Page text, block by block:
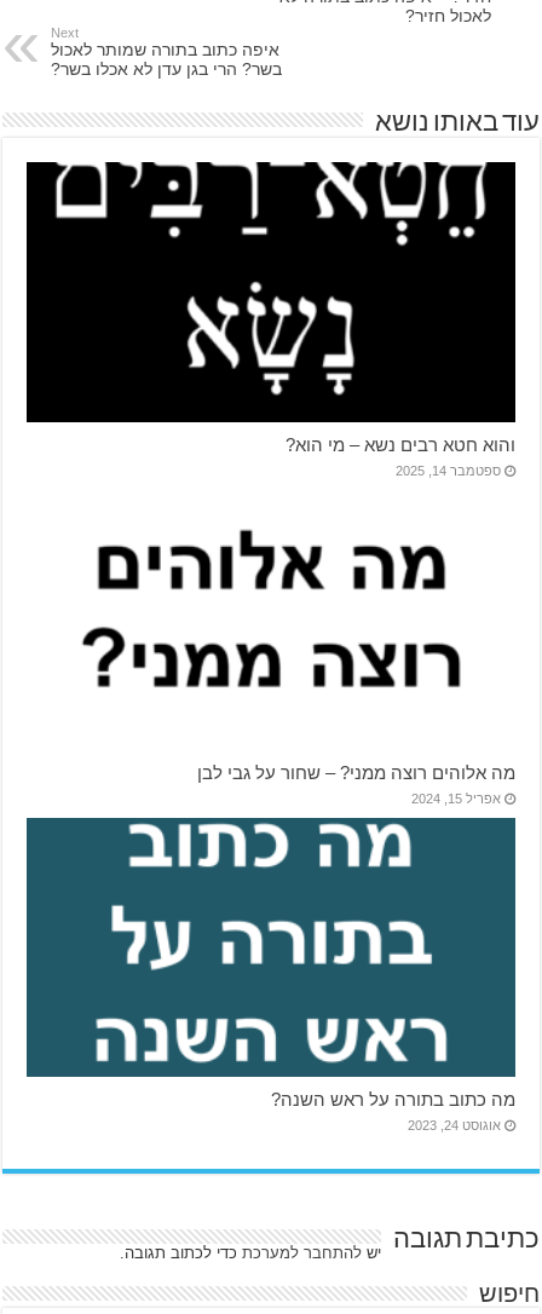
לאכול חזיר?
Next
איפה כתוב בתורה שמותר לאכול
בשר? הרי בגן עדן לא אכלו בשר?
עוד באותו נושא
והוא חטא רבים נשא – מי הוא?
ספטמבר 14, 2025
מה אלוהים רוצה ממני? – שחור על גבי לבן
אפריל 15, 2024
מה כתוב בתורה על ראש השנה?
אוגוסט 24, 2023
כתיבת תגובה ישלהתחבר למערכת כדי לכתוב תגובה.
חיפוש